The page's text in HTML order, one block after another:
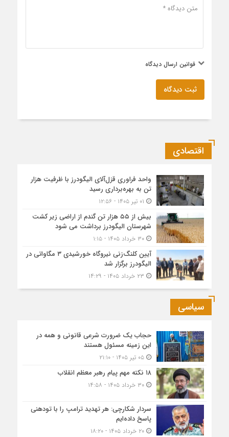
قوانین ارسال دیدگاه
ثبت دیدگاه
اقتصادی
واحد فراوری قزل‌آلای الیگودرز با ظرفیت هزار
تن به بهره‌برداری رسید
بیش از ۵۵ هزار تن گندم از اراضی زیر کشت
شهرستان الیگودرز برداشت می شود
۳۰ خرداد ۱۴۰۵ - ۱:۱۵
آیین کلنگ‌زنی نیروگاه خورشیدی ۳ مگاواتی در
الیگودرز برگزار شد
سیاسی
حجاب یک ضرورت شرعی قانونی و همه در
این زمینه مسئول هستند
۰۵ تیر ۱۴۰۵ - ۲۱:۱۰
۱۸ نکته مهم پیام رهبر معظم انقلاب
۳۰ خرداد ۱۴۰۵ - ۱۴:۵۸
سردار شکارچی: هر تهدید ترامپ را با تودهنی
پاسخ داده‌ایم
۲۰ خرداد ۱۴۰۵ - ۱۸:۲۰